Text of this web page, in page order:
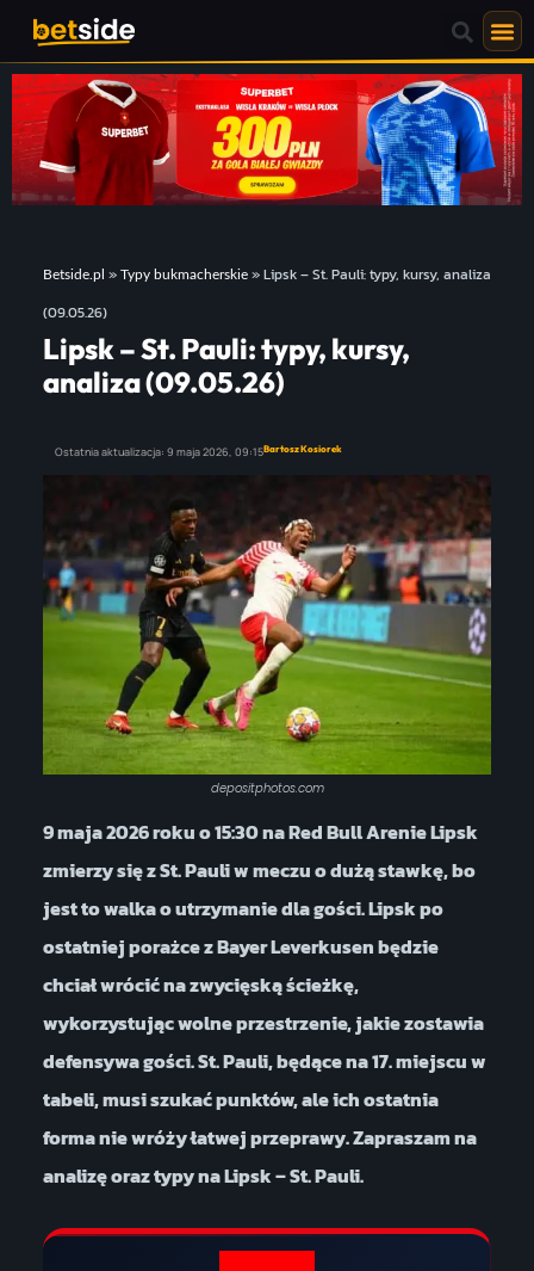
Betside.pl » Typy bukmacherskie»Lipsk – St. Pauli: typy, kursy, analiza
(09.05.26)
Lipsk – St. Pauli: typy, kursy,
analiza (09.05.26)
Ostatnia aktualizacja: 9 maja 2026, 09:15Bartosz Kosiorek
depositphotos.com
9 maja 2026 roku o 15:30 na Red Bull Arenie Lipsk
zmierzy się z St. Pauli w meczu o dużą stawkę, bo
jest to walka o utrzymanie dla gości. Lipsk po
ostatniej porażce z Bayer Leverkusen będzie
chciał wrócić na zwycięską ścieżkę,
wykorzystując wolne przestrzenie, jakie zostawia
defensywa gości. St. Pauli, będące na 17. miejscu w
tabeli, musi szukać punktów, ale ich ostatnia
forma nie wróży łatwej przeprawy. Zapraszam na
analizę oraz typy na Lipsk – St. Pauli.